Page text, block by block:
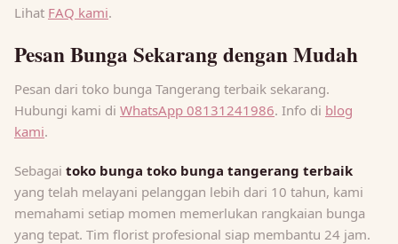
Lihat FAQ kami.
Pesan Bunga Sekarang dengan Mudah
Pesan dari toko bunga Tangerang terbaik sekarang.
Hubungi kami di WhatsApp 08131241986. Info di blog
kami.
Sebagai toko bunga toko bunga tangerang terbaik
yang telah melayani pelanggan lebih dari 10 tahun, kami
memahami setiap momen memerlukan rangkaian bunga
yang tepat. Tim florist profesional siap membantu 24 jam.